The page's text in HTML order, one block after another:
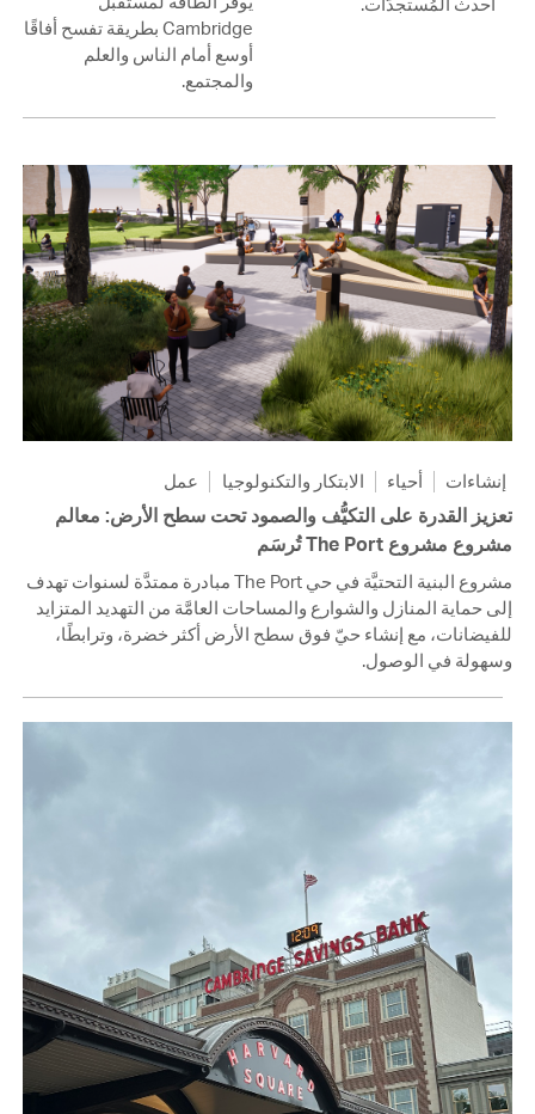
Cambridge بطريقة تفسح أفاقًا
أوسع أمام الناس والعلم
والمجتمع.
إنشاءات أحياء الابتكار والتكنولوجيا عمل
تعزيز القدرة على التكيُّف والصمود تحت سطح الأرض: معالم
مشروع مشروع The Port تُرسَم
مشروع البنية التحتيَّة في حي The Port مبادرة ممتدَّة لسنوات تهدف
إلى حماية المنازل والشوارع والمساحات العامَّة من التهديد المتزايد
للفيضانات، مع إنشاء حيّ فوق سطح الأرض أكثر خضرة، وترابطًا،
وسهولة في الوصول.